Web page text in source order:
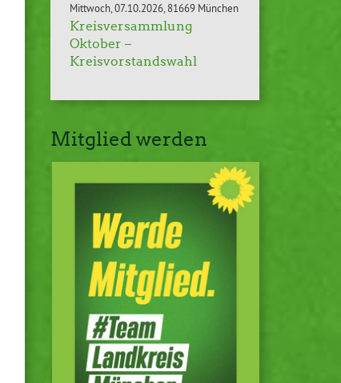
Mittwoch 07.10.2026 81669 München
Kreisversammlung
Oktober –
Kreisvorstandswahl
Mitglied werden